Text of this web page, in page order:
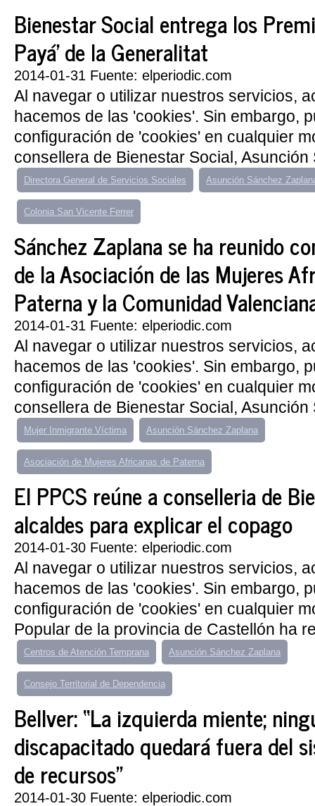
Bienestar Social entrega los
Payá' de la Generalitat
2014-01-31 Fuente: elperiodic.com
Al navegar o utilizar nuestros servicios,
hacemos de las 'cookies'. Sin embargo,
configuración de 'cookies' en cualquier
consellera de Bienestar Social, Asunción
Directora General de Servicios Sociales Asunción Sánchez
Colonia San Vicente Ferrer
Sánchez Zaplana se ha reunido
de la Asociación de las Mujeres
Paterna y la Comunidad
2014-01-31 Fuente: elperiodic.com
Al navegar o utilizar nuestros servicios,
hacemos de las 'cookies'. Sin embargo,
configuración de 'cookies' en cualquier
consellera de Bienestar Social, Asunción
Mujer Inmigrante Víctima Asunción Sánchez Zaplana
Asociación de Mujeres Africanas de Paterna
El PPCS reúne a conselleria de
alcaldes para explicar el copago
2014-01-30 Fuente: elperiodic.com
Al navegar o utilizar nuestros servicios,
hacemos de las 'cookies'. Sin embargo,
configuración de 'cookies' en cualquier
Popular de la provincia de Castellón ha
Centros de Atención Temprana Asunción Sánchez Zaplana
Consejo Territorial de Dependencia
Bellver: “La izquierda miente;
discapacitado quedará fuera del
de recursos”
2014-01-30 Fuente: elperiodic.com